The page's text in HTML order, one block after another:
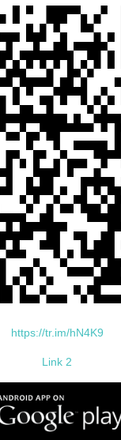
https://tr.im/hN4K9
Link 2
googleplay-